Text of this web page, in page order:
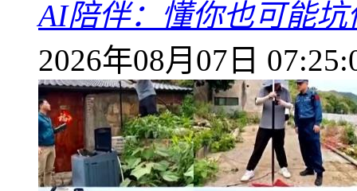
AI陪伴：懂你也可能坑
2026年08月07日